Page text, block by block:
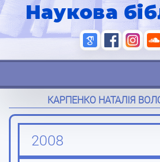
Наукова
КАРПЕНКО НАТАЛІЯ
2008